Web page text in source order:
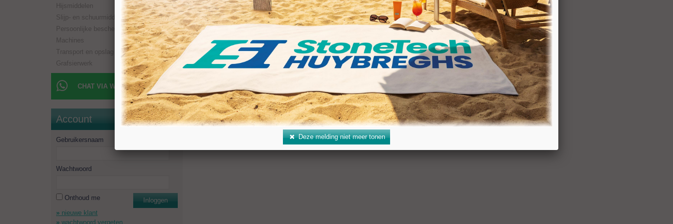
Hijsmiddelen
Slijp- en schuurmiddelen
Persoonlijke bescherming
Machines
Transport en opslag
Grafsierwerk
CHAT VIA WHATSAPP
Account
Gebruikersnaam
Wachtwoord
Onthoud me
Inloggen
nieuwe klant
wachtwoord vergeten
Boorlengte (BD): 350 mm
Aansluiting: R 1/2"
Toerental: 1.800–2.300 rpm
Deze melding niet meer tonen